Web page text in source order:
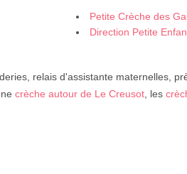
Petite Crèche des
Direction Petite
relais d'assistante maternelles,
crèche autour de Le Creusot , les